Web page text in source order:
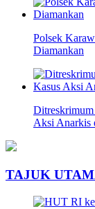
Polsek
Diamankan
Ditreskrimum
Aksi Anarkis
TAJUK